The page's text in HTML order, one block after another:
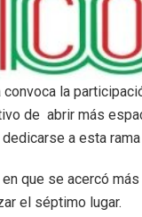
la
de abrir más
a esta
que se acercó
el séptimo lugar.